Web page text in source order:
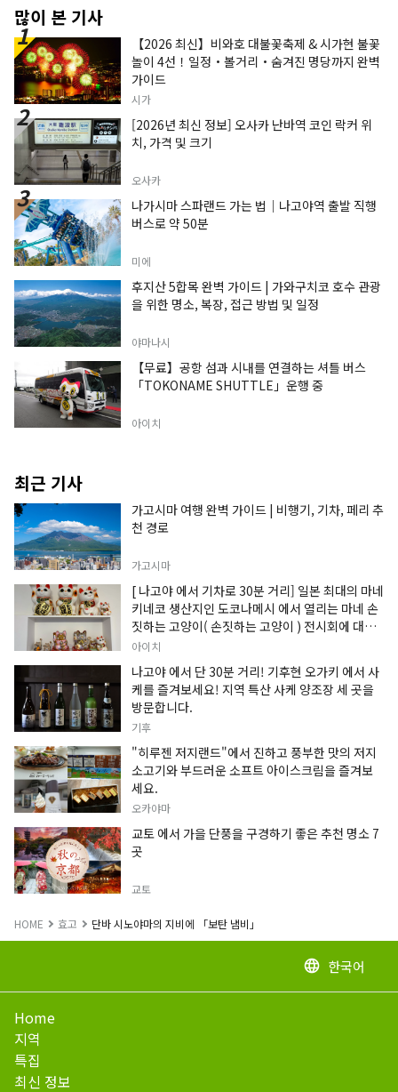
많이 본 기사
【2026 최신】비와호 대불꽃축제 & 시가현 불꽃
놀이 4선！일정・볼거리・숨겨진 명당까지 완벽
가이드
시가
[2026년 최신 정보] 오사카 난바역 코인 락커 위
치, 가격 및 크기
오사카
나가시마 스파랜드 가는 법｜나고야역 출발 직행
버스로 약 50분
미에
후지산 5합목 완벽 가이드 | 가와구치코 호수 관광
을 위한 명소, 복장, 접근 방법 및 일정
야마나시
【무료】공항 섬과 시내를 연결하는 셔틀 버스
「TOKONAME SHUTTLE」운행 중
아이치
최근 기사
가고시마 여행 완벽 가이드 | 비행기, 기차, 페리 추
천 경로
가고시마
[ 나고야 에서 기차로 30분 거리] 일본 최대의 마네
키네코 생산지인 도코나메시 에서 열리는 마네 손
짓하는 고양이( 손짓하는 고양이 ) 전시회에 대한
정보입니다.
아이치
나고야 에서 단 30분 거리! 기후현 오가키 에서 사
케를 즐겨보세요! 지역 특산 사케 양조장 세 곳을
방문합니다.
기후
"히루젠 저지랜드"에서 진하고 풍부한 맛의 저지
소고기와 부드러운 소프트 아이스크림을 즐겨보
세요.
오카야마
교토 에서 가을 단풍을 구경하기 좋은 추천 명소 7
곳
교토
HOME 효고 단바 시노야마의 지비에 「보탄 냄비」
language 한국어
Home
지역
특집
최신 정보